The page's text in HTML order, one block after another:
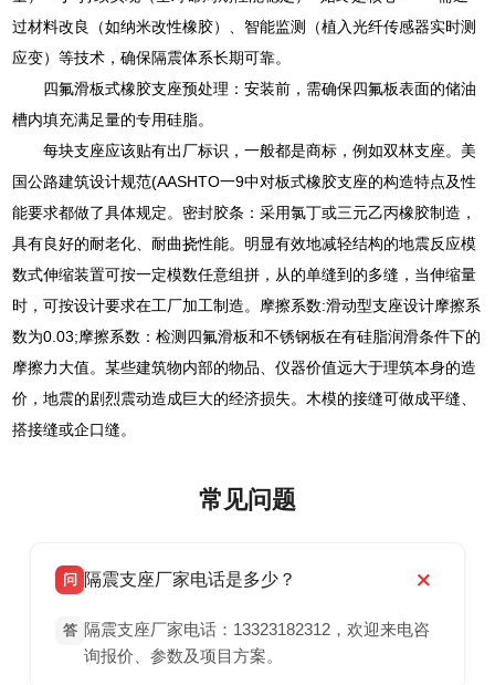
过材料改良（如纳米改性橡胶）、智能监测（植入光纤传感器实时测
应变）等技术，确保隔震体系长期可靠。
四氟滑板式橡胶支座预处理：安装前，需确保四氟板表面的储油
槽内填充满足量的专用硅脂。
每块支座应该贴有出厂标识，一般都是商标，例如双林支座。美
国公路建筑设计规范(AASHTO一9中对板式橡胶支座的构造特点及性
能要求都做了具体规定。密封胶条：采用氯丁或三元乙丙橡胶制造，
具有良好的耐老化、耐曲挠性能。明显有效地减轻结构的地震反应模
数式伸缩装置可按一定模数任意组拼，从的单缝到的多缝，当伸缩量
时，可按设计要求在工厂加工制造。摩擦系数:滑动型支座设计摩擦系
数为0.03;摩擦系数：检测四氟滑板和不锈钢板在有硅脂润滑条件下的
摩擦力大值。某些建筑物内部的物品、仪器价值远大于理筑本身的造
价，地震的剧烈震动造成巨大的经济损失。木模的接缝可做成平缝、
搭接缝或企口缝。
常见问题
问 隔震支座厂家电话是多少？
答 隔震支座厂家电话：13323182312，欢迎来电咨
询报价、参数及项目方案。